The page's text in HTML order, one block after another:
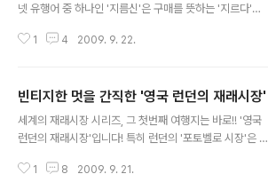
넷 유행어 중 하나인 '지름신'은 구매를 뜻하는 '지르다'와
한다고 보시면 됩니다. ^^ 보통 '지름신이 강림했다' '어깨
니다. 바로 랍니다. 자칭 불굴의 쇼핑애호가인 저자의 쇼핑
에 대한 고백들을 보며 맞아맞아! 연신 고개를 끄덕이게 되
는 책입니다. (풀반장이 탐독하는 의 이충걸 편집장님이 쓴
이 강림할 뻔.....쿨럭..) 왜 우리는 쇼핑에 집착하는 걸까?
1 4 2009. 9. 22.
빈티지한 멋을 간직한 '영국 런던의 재래시장'
세계의 재래시장 시리즈, 그 첫번째 여행지는 바로!! '영국
런던의 재래시장'입니다! 특히 런던의 '포토벨로 시장'은 영
티지의 천국이라고 할 수 있습니다. 2킬로미터 남짓한 시
1 8 2009. 9. 21.